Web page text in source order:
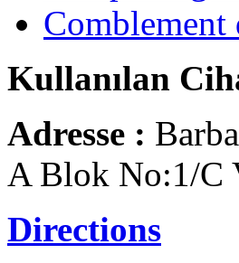
Comblement
Kullanılan
Adresse :
A Blok No:1/C
Directions